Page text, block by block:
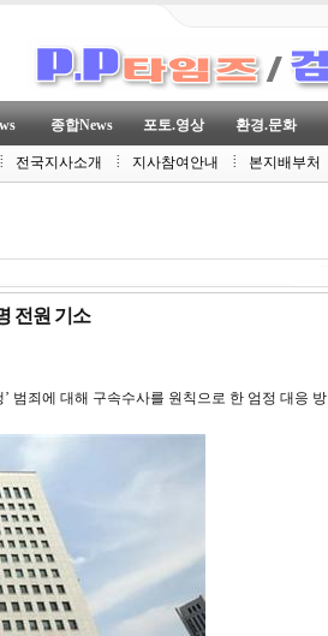
종합News 포토.영상 환경.문화
전국지사소개 지사참여안내 본지배부처
전원 기소
범죄에 대해 구속수사를 원칙으로 한 엄정 대응 방